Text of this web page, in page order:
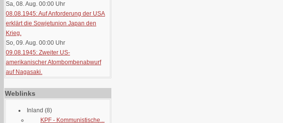
Sa, 08. Aug. 00:00 Uhr
08.08.1945: Auf Anforderung der USA
erklärt die Sowjetunion Japan den
Krieg.
So, 09. Aug. 00:00 Uhr
09.08.1945: Zweiter US-
amerikanischer Atombombenabwurf
auf Nagasaki.
Weblinks
Inland (8)
KPF - Kommunistische...